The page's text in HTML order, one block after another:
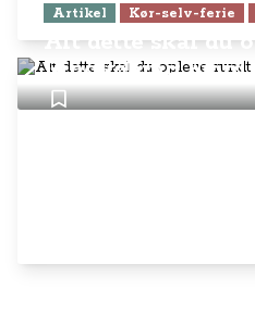
Artikel Kør-selv-ferie
Alt dette skal du
Ringkøbing Fjord